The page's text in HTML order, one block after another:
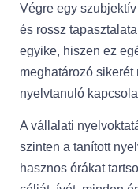
Végre egy
és rossz
egyike, hiszen ez
meghatározó
nyelvtanuló
A vállalati
szinten a tanított
hasznos órákat